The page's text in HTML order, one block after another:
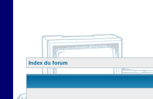
Index du forum